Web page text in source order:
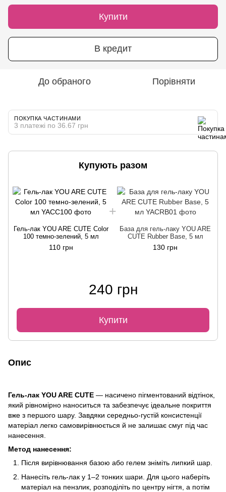
Купити
В кредит
До обраного Порівняти
ПОКУПКА ЧАСТИНАМИ
3 платежі по 36.67 грн
Купують разом
Гель-лак YOU ARE CUTE Color
100 темно-зелений, 5 мл
110 грн
База для гель-лаку YOU ARE
CUTE Rubber Base, 5 мл
130 грн
240 грн
Купити
Опис
Гель-лак YOU ARE CUTE — насичено пігментований відтінок,
який рівномірно наноситься та забезпечує ідеальне покриття
вже з першого шару. Завдяки середньо-густій консистенції
матеріал легко самовирівнюється й не залишає смуг під час
нанесення.
Метод нанесення:
Після вирівнювання базою або гелем зніміть липкий шар.
Нанесіть гель-лак у 1–2 тонких шари. Для цього наберіть
матеріал на пензлик, розподіліть по центру нігтя, а потім